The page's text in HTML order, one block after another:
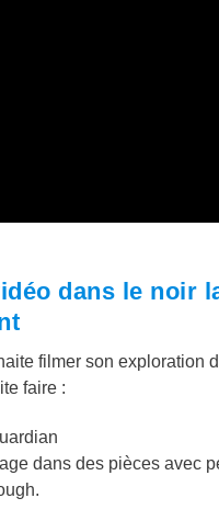
dans le noir
filmer son exploration
faire :
dans des pièces avec